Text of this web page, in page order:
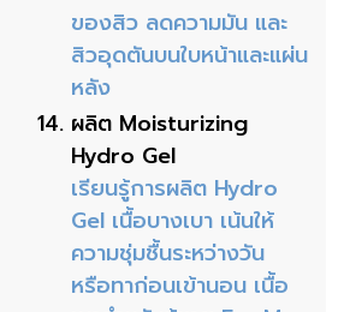
ของสิว ลดความมัน และ
สิวอุดตันบนใบหน้าและแผ่น
หลัง
ผลิต Moisturizing
Hydro Gel
เรียนรู้การผลิต Hydro
Gel เนื้อบางเบา เน้นให้
ความชุ่มชื้นระหว่างวัน
หรือทาก่อนเข้านอน เนื้อ